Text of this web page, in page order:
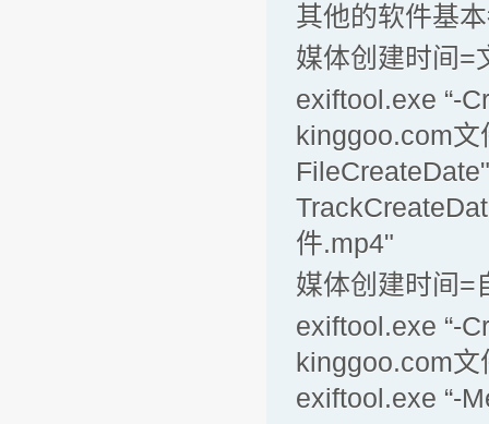
其他的软件基
媒体创建时间=
exiftool.exe “-
kinggoo.com
件.mp4"
媒体创建时间=
exiftool.exe “-
kinggoo.com文
exiftool.exe “-